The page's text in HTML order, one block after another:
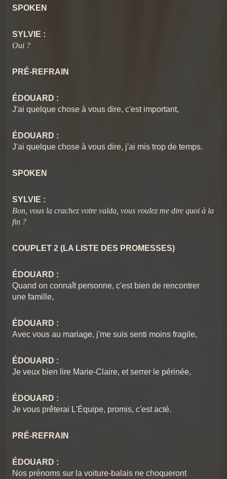
17
18
19
Chansons du Pschittt
SPOKEN
SYLVIE :
Oui ?
PRÉ-REFRAIN
ÉDOUARD :
J'ai quelque chose à vous dire, c'est important,
ÉDOUARD :
J'ai quelque chose à vous dire, j'ai mis trop de temps.
SPOKEN
SYLVIE :
Bon, vous la crachez votre valda, vous voulez me dire quoi à la
fin ?
COUPLET 2 (LA LISTE DES PROMESSES)
ÉDOUARD :
Quand on connaît personne, c'est bien de rencontrer
une famille,
ÉDOUARD :
Avec vous au mariage, j'me suis senti moins fragile,
ÉDOUARD :
Je veux bien lire Marie-Claire, et serrer le périnée,
ÉDOUARD :
Je vous prêterai L'Équipe, promis, c'est acté.
PRÉ-REFRAIN
ÉDOUARD :
Nos prénoms sur la voiture-balais ne choqueront